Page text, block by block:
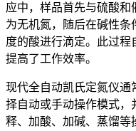
应中，样品首先与硫酸
为无机氮，随后在碱性条
度的酸进行滴定。此过
提高了工作效率。
现代全自动凯氏定氮仪通
择自动或手动操作模式，
释、加酸、加碱、蒸馏等